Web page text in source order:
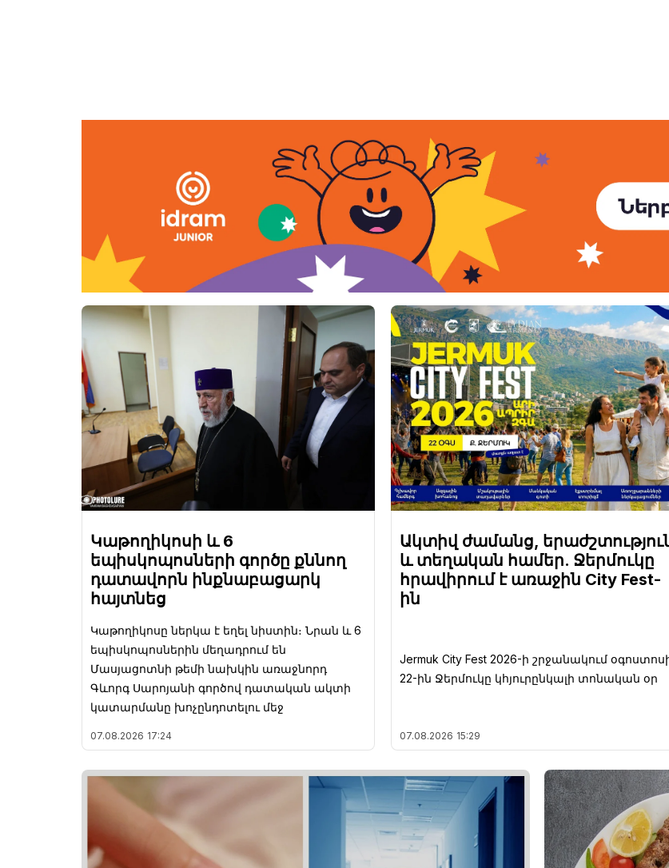
Կաթողիկոսի և 6
եպիսկոպոսների գործը քննող
դատավորն ինքնաբացարկ
հայտնեց
Կաթողիկոսը ներկա է եղել նիստին։ Նրան և 6
եպիսկոպոսներին մեղադրում են
Մասյացոտնի թեմի նախկին առաջնորդ
Գևորգ Սարոյանի գործով դատական ակտի
կատարմանը խոչընդոտելու մեջ
07.08.2026 17:24
Ակտիվ ժամանց,
և տեղական համեր. Ջերմուկը
հրավիրում է առաջին City Fest-
ին
Jermuk City Fest 2026-ի շրջանակում
22-ին Ջերմուկը կհյուրընկալի տոնական օր
07.08.2026 15:29